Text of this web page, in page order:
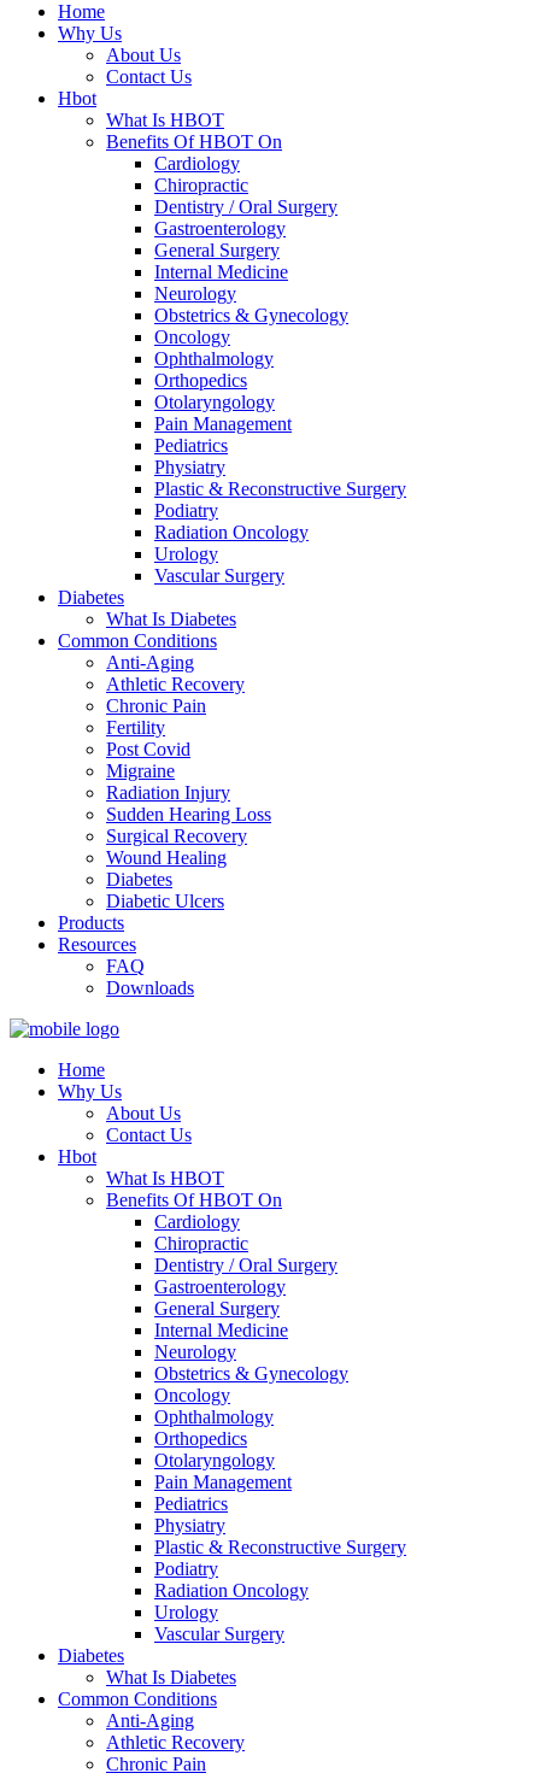
Home
Why Us
About Us
Contact Us
Hbot
What Is HBOT
Benefits Of HBOT On
Cardiology
Chiropractic
Dentistry / Oral Surgery
Gastroenterology
General Surgery
Internal Medicine
Neurology
Obstetrics & Gynecology
Oncology
Ophthalmology
Orthopedics
Otolaryngology
Pain Management
Pediatrics
Physiatry
Plastic & Reconstructive Surgery
Podiatry
Radiation Oncology
Urology
Vascular Surgery
Diabetes
What Is Diabetes
Common Conditions
Anti-Aging
Athletic Recovery
Chronic Pain
Fertility
Post Covid
Migraine
Radiation Injury
Sudden Hearing Loss
Surgical Recovery
Wound Healing
Diabetes
Diabetic Ulcers
Products
Resources
FAQ
Downloads
Home
Why Us
About Us
Contact Us
Hbot
What Is HBOT
Benefits Of HBOT On
Cardiology
Chiropractic
Dentistry / Oral Surgery
Gastroenterology
General Surgery
Internal Medicine
Neurology
Obstetrics & Gynecology
Oncology
Ophthalmology
Orthopedics
Otolaryngology
Pain Management
Pediatrics
Physiatry
Plastic & Reconstructive Surgery
Podiatry
Radiation Oncology
Urology
Vascular Surgery
Diabetes
What Is Diabetes
Common Conditions
Anti-Aging
Athletic Recovery
Chronic Pain